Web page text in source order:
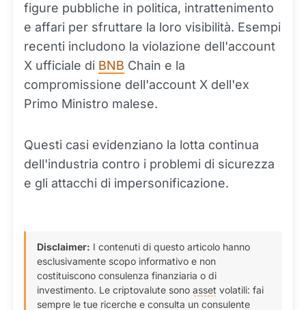
figure pubbliche in politica, intrattenimento
e affari per sfruttare la loro visibilità. Esempi
recenti includono la violazione dell'account
X ufficiale di BNB Chain e la
compromissione dell'account X dell'ex
Primo Ministro malese.
Questi casi evidenziano la lotta continua
dell'industria contro i problemi di sicurezza
e gli attacchi di impersonificazione.
Disclaimer: I contenuti di questo articolo hanno
esclusivamente scopo informativo e non
costituiscono consulenza finanziaria o di
investimento. Le criptovalute sono asset volatili: fai
sempre le tue ricerche e consulta un consulente